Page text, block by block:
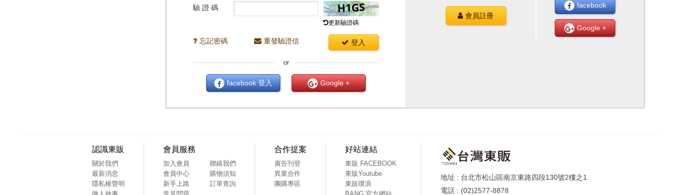
驗 證 碼
更新驗證碼
忘記密碼 重發驗證信 登入
or
facebook登入 Google +
會員註冊
facebook
Google +
認識東販
關於我們
最新消息
隱私權聲明
會員服務
加入會員
會員中心
新手上路
聯絡我們
購物須知
訂單查詢
合作提案
廣告刊登
異業合作
團購專區
好站連結
東販 FACEBOOK
東販Youtube
東販噗浪
台北市松山區南京東路四段130號2樓之1
(02)2577-8878